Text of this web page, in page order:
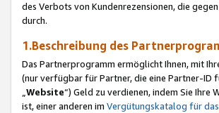
des Verbots von Kundenrezensionen, die
durch.
1.Beschreibung des
Das Partnerprogramm ermöglicht Ihnen, mit
(nur verfügbar für Partner, die eine Partner-ID
Website“) Geld zu verdienen, indem Sie Ihre
ist, einer anderen im Vergütungskatalog für